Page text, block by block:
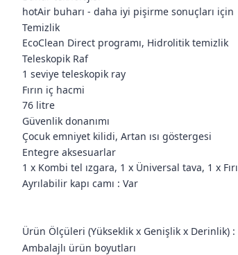
hotAir buharı - daha iyi pişirme sonuçları için
Temizlik
EcoClean Direct programı, Hidrolitik temizlik
Teleskopik Raf
1 seviye teleskopik ray
Fırın iç hacmi
76 litre
Güvenlik donanımı
Çocuk emniyet kilidi, Artan ısı göstergesi
Entegre aksesuarlar
1 x Kombi tel ızgara, 1 x Üniversal tava, 1 x
Ayrılabilir kapı camı : Var
Ürün Ölçüleri (Yükseklik x Genişlik x Derinlik) :
Ambalajlı ürün boyutları